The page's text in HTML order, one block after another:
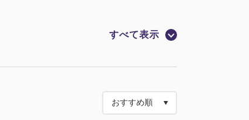
ご用意しております。（お飲み物の
すべて表示